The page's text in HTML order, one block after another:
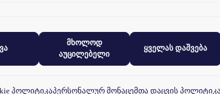
მხოლოდ
აუცილებელი
ყველას დაშვება
პოლიტიკაპერსონალურ მონაცემთა დაცვის